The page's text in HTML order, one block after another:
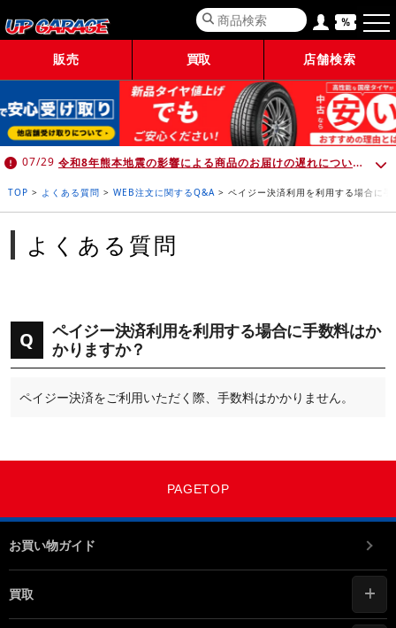
販売 買取 店舗検索
07/29 令和8年熊本地震の影響による商品のお届けの遅れについて （7月30日 10:00時点）
TOP > よくある質問 > WEB注文に関するQ&A> ペイジー決済利用を利用する場合に
よくある質問
Q
ペイジー決済利用を利用する場合に手数料はか
かりますか？
ペイジー決済をご利用いただく際、手数料はかかりません。
PAGETOP
お買い物ガイド
買取